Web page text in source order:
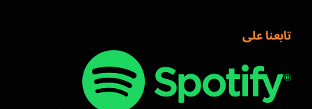
تابعنا على